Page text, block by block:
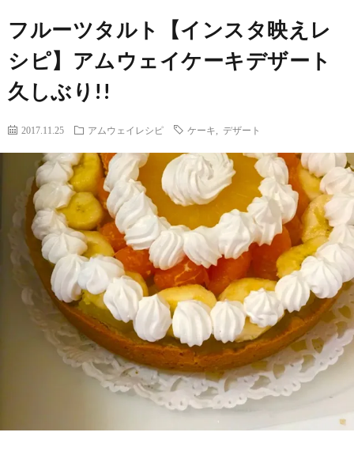
イ
シ
ピ
フルーツタルト【インスタ映えレ
シピ】アムウェイケーキデザート
久しぶり!!
2017.11.25 アムウェイレシピ ケーキ デザート